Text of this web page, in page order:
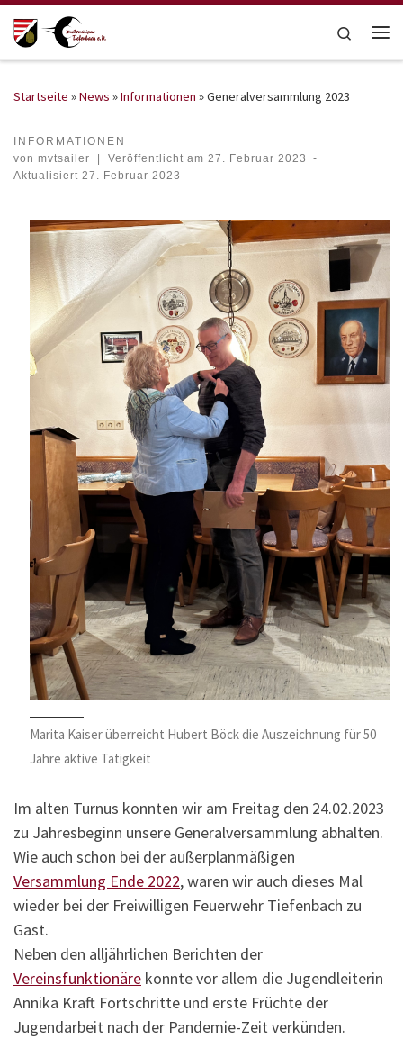
Zum Inhalt springen
Search
Startseite »News »Informationen »Generalversammlung 2023
INFORMATIONEN
von mvtsailer Veröffentlicht am 27. Februar 2023
-
Aktualisiert 27. Februar 2023
Marita Kaiser überreicht Hubert Böck die Auszeichnung für 50
Jahre aktive Tätigkeit
Im alten Turnus konnten wir am Freitag den 24.02.2023
zu Jahresbeginn unsere Generalversammlung abhalten.
Wie auch schon bei der außerplanmäßigen
Versammlung Ende 2022, waren wir auch dieses Mal
wieder bei der Freiwilligen Feuerwehr Tiefenbach zu
Gast.
Neben den alljährlichen Berichten der
Vereinsfunktionäre konnte vor allem die Jugendleiterin
Annika Kraft Fortschritte und erste Früchte der
Jugendarbeit nach der Pandemie-Zeit verkünden.